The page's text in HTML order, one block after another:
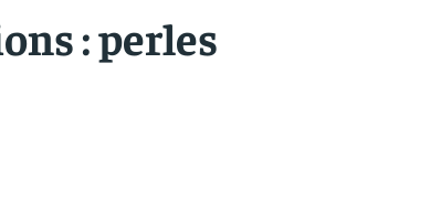
: perles